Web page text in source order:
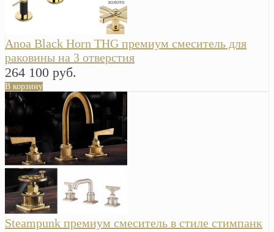
Anoa Black Horn THG премиум смеситель для
раковины на 3 отверстия
264 100 руб.
В корзину
Steampunk премиум смеситель в стиле стимпанк